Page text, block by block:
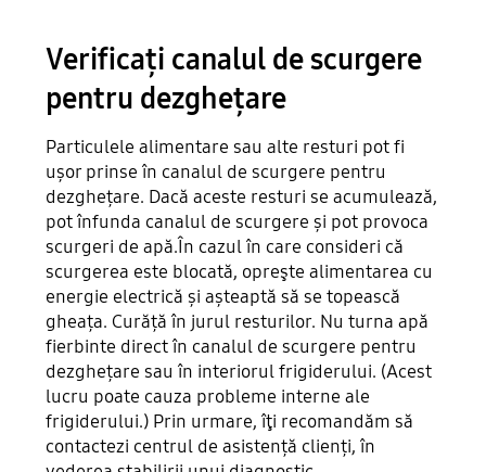
Verificați canalul de scurgere
pentru dezghețare
Particulele alimentare sau alte resturi pot fi
ușor prinse în canalul de scurgere pentru
dezghețare. Dacă aceste resturi se acumulează,
pot înfunda canalul de scurgere și pot provoca
scurgeri de apă.În cazul în care consideri că
scurgerea este blocată, opreşte alimentarea cu
energie electrică și așteaptă să se topească
gheața. Curăță în jurul resturilor. Nu turna apă
fierbinte direct în canalul de scurgere pentru
dezghețare sau în interiorul frigiderului. (Acest
lucru poate cauza probleme interne ale
frigiderului.) Prin urmare, îţi recomandăm să
contactezi centrul de asistență clienți, în